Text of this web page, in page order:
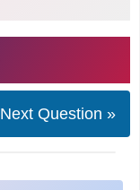
Next Question »